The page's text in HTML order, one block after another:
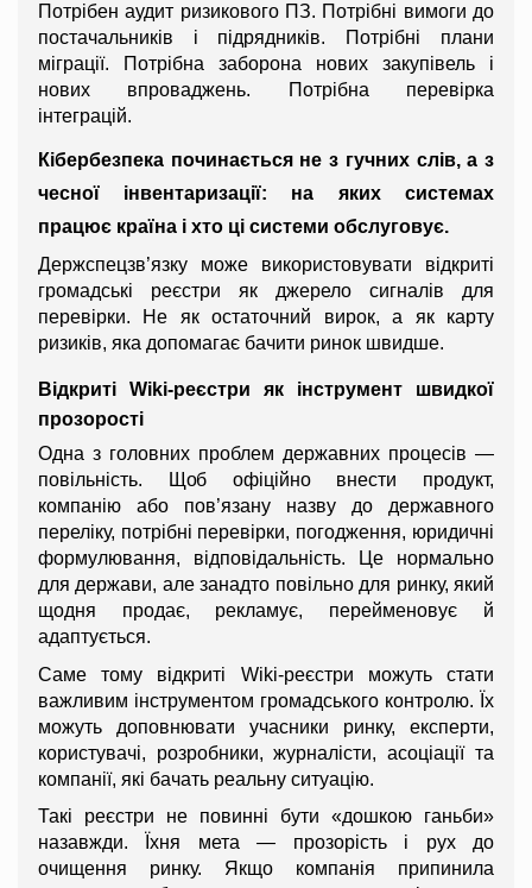
Потрібен аудит ризикового ПЗ. Потрібні вимоги до
постачальників і підрядників. Потрібні плани
міграції. Потрібна заборона нових закупівель і
нових впроваджень. Потрібна перевірка
інтеграцій.
Кібербезпека починається не з гучних слів, а з
чесної інвентаризації: на яких системах
працює країна і хто ці системи обслуговує.
Держспецзв’язку може використовувати відкриті
громадські реєстри як джерело сигналів для
перевірки. Не як остаточний вирок, а як карту
ризиків, яка допомагає бачити ринок швидше.
Відкриті Wiki-реєстри як інструмент швидкої
прозорості
Одна з головних проблем державних процесів —
повільність. Щоб офіційно внести продукт,
компанію або пов’язану назву до державного
переліку, потрібні перевірки, погодження, юридичні
формулювання, відповідальність. Це нормально
для держави, але занадто повільно для ринку, який
щодня продає, рекламує, перейменовує й
адаптується.
Саме тому відкриті Wiki-реєстри можуть стати
важливим інструментом громадського контролю. Їх
можуть доповнювати учасники ринку, експерти,
користувачі, розробники, журналісти, асоціації та
компанії, які бачать реальну ситуацію.
Такі реєстри не повинні бути «дошкою ганьби»
назавжди. Їхня мета — прозорість і рух до
очищення ринку. Якщо компанія припинила